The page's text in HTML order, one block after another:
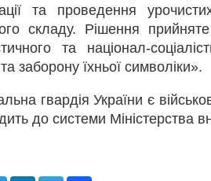
та проведення
складу. Рішення
та націонал-
та заборону їхньої символіки».
гвардія України є
до системи Міністерства